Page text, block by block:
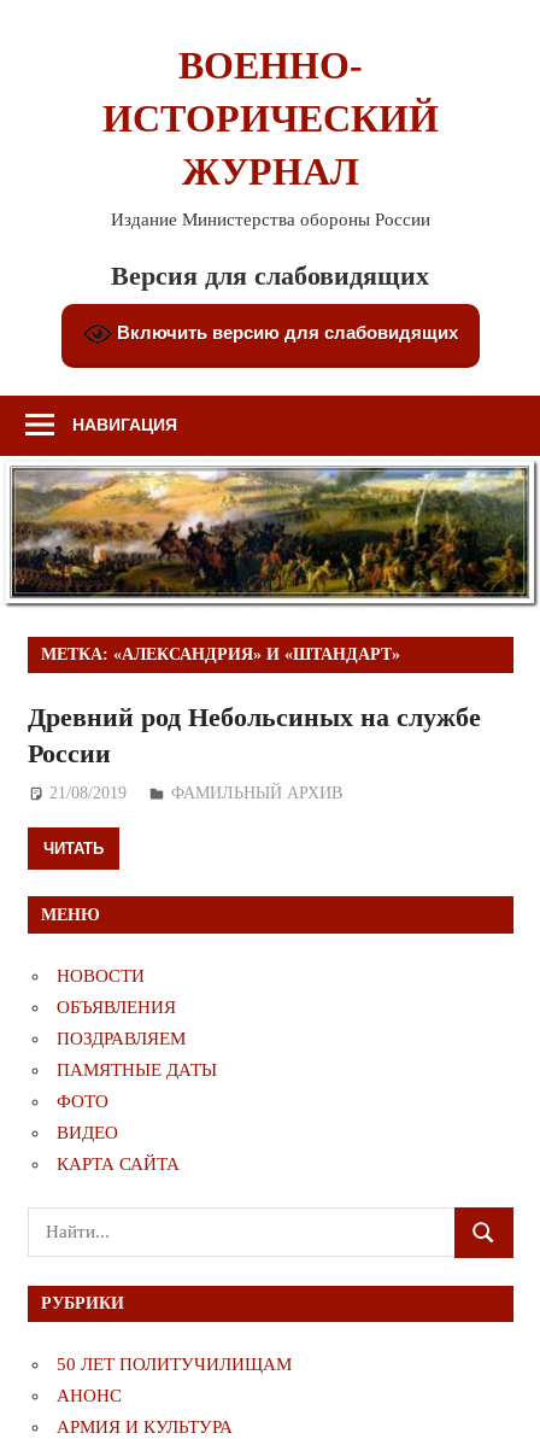
ВОЕННО-
ИСТОРИЧЕСКИЙ
ЖУРНАЛ
Издание Министерства обороны России
Версия для слабовидящих
Включить версию для слабовидящих
НАВИГАЦИЯ
МЕТКА: «АЛЕКСАНДРИЯ» И «ШТАНДАРТ»
Древний род Небольсиных на службе
России
21/08/2019 Дежурный по Редакции
ФАМИЛЬНЫЙ АРХИВ
ЧИТАТЬ
МЕНЮ
НОВОСТИ
ОБЪЯВЛЕНИЯ
ПОЗДРАВЛЯЕМ
ПАМЯТНЫЕ ДАТЫ
ФОТО
ВИДЕО
КАРТА САЙТА
Поиск
для:
ПОИСК
РУБРИКИ
50 ЛЕТ ПОЛИТУЧИЛИЩАМ
АНОНС
АРМИЯ И КУЛЬТУРА